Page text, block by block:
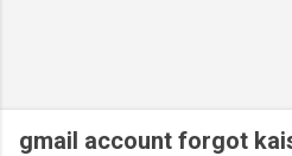
gmail account forgot